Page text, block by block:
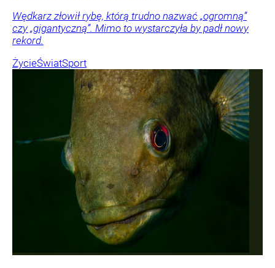
Wędkarz złowił rybę, którą trudno nazwać „ogromną”
czy „gigantyczną”. Mimo to wystarczyła by padł nowy
rekord.
ŻycieŚwiatSport